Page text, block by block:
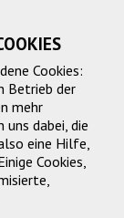
Cookies:
Betrieb der
mehr
dabei, die
eine Hilfe,
Cookies,